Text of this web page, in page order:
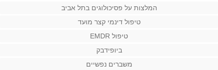
המלצות על פסיכולוגים בתל אביב
טיפול דינמי קצר מועד
טיפול EMDR
ביופידבק
משברים נפשיים